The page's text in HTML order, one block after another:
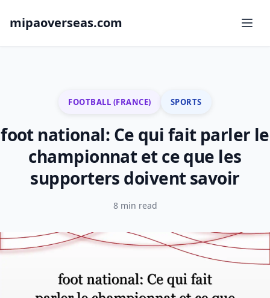
mipaoverseas.com
FOOTBALL (FRANCE) SPORTS
foot national: Ce qui fait parler le
championnat et ce que les
supporters doivent savoir
8 min read